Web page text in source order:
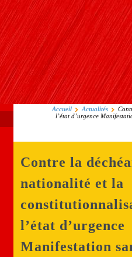
Accueil Actualités
l’état d’urgence
Contre la
nationalité et la
l’état d’urgence
Manifestation